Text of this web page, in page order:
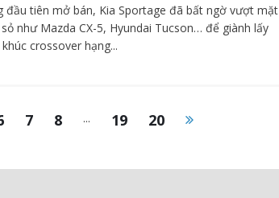
đầu tiên mở bán, Kia Sportage đã bất ngờ vượt mặt
như Mazda CX-5, Hyundai Tucson… để giành lấy
crossover hạng...
7 8 ... 19 20